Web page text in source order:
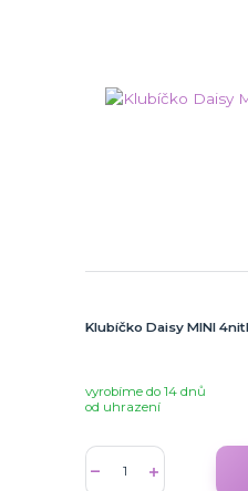
Klubíčko Daisy MINI
vyrobíme do 14 dnů
od uhrazení